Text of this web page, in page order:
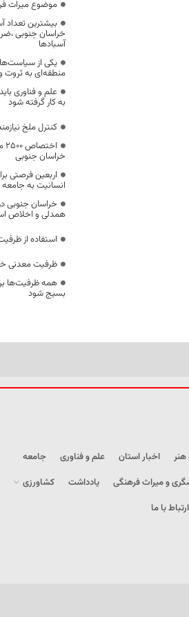
موضوع میراث
بیشترین تعداد
خراسان جنوبی
آسبادها
یکی از
منطقه‌ای به
علم و فناوری
به کار گرفته شود
کنترل ملخ
خراسان جنوبی
اربعین فرصتی
انسانیت به
خراسان جنوبی
همدلی و اخلاص
استفاده از
ظرفیت معدنی
همه ظرفیت‌ها
بسیج شود
اخبار استان علم و فناوری
جامعه
و میراث فرهنگی یادداشت
کشاورزی
ارتباط با ما